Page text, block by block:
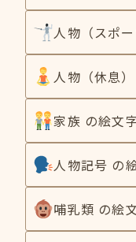
人物（スポ
人物（休息
家族 の絵文
人物記号 の
哺乳類 の絵